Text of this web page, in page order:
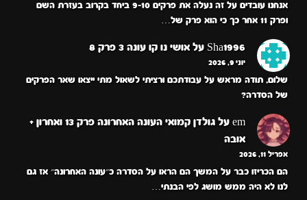
אנחנו עובדים על זה נעלה את פרקים 9-10 ביחד בקרוב בעזרת השם
ופרק 11 אחר כך כי הוא פרק של…
Sha1996 על אושי נו קו עונה 3 פרק 8
יוני 9, 2026
שלום, תודה מראש על עבודתכם ורציתי לשאול מתי ייצאו שאר הפרקים
של הסדרה?
em על
גולדן קמואי העונה האחרונה פרק 13 ואחרון +
אובה
אפריל 11, 2026
הם הכריזו כבר על המשך הם הראו על הסדרה כ״עונה האחרונה״ אז גם
לנו לא היה ממש מושג לפי הבנתי…